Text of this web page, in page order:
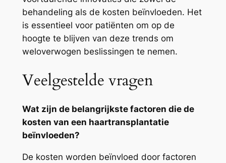
behandeling als de kosten beïnvloeden. Het
is essentieel voor patiënten om op de
hoogte te blijven van deze trends om
weloverwogen beslissingen te nemen.
Veelgestelde vragen
Wat zijn de belangrijkste factoren die de
kosten van een haartransplantatie
beïnvloeden?
De kosten worden beïnvloed door factoren